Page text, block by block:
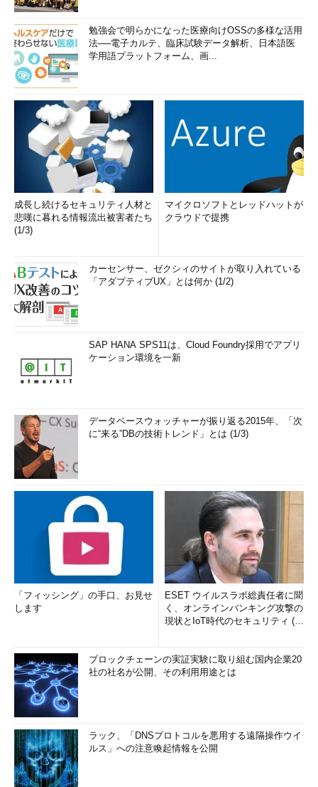
勉強会で明らかになった医療向けOSSの多様な活用
法──電子カルテ、臨床試験データ解析、日本語医
学用語プラットフォーム、画...
成長し続けるセキュリティ人材と
悲嘆に暮れる情報流出被害者たち
(1/3)
マイクロソフトとレッドハットが
クラウドで提携
カーセンサー、ゼクシィのサイトが取り入れている
「アダプティブUX」とは何か (1/2)
SAP HANA SPS11は、Cloud Foundry採用でアプリ
ケーション環境を一新
データベースウォッチャーが振り返る2015年、「次
に“来る”DBの技術トレンド」とは (1/3)
「フィッシング」の手口、お見せ
します
ESET ウイルスラボ総責任者に聞
く、オンラインバンキング攻撃の
現状とIoT時代のセキュリティ (1/
ブロックチェーンの実証実験に取り組む国内企業20
社の社名が公開、その利用用途とは
ラック、「DNSプロトコルを悪用する遠隔操作ウイ
ルス」への注意喚起情報を公開